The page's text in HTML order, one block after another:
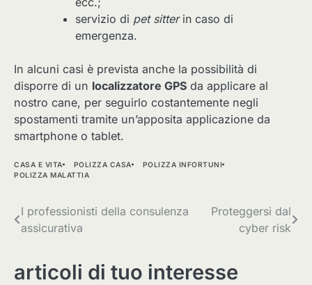
servizio di pet sitterin caso di
emergenza.
In alcuni casi è prevista anche la possibilità di
disporre di un localizzatore GPS da applicare al
nostro cane, per seguirlo costantemente negli
spostamenti tramite un’apposita applicazione da
smartphone o tablet.
CASA E VITA POLIZZA CASA
POLIZZA INFORTUNI
POLIZZA MALATTIA
Navigazione
I professionisti della consulenza
assicurativa
Proteggersi dal
cyber risk
articoli di tuo interesse